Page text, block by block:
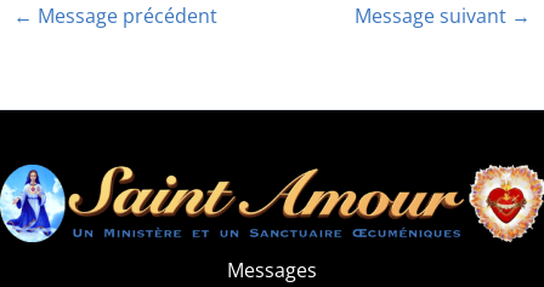
← Message précédent Message suivant →
Messages